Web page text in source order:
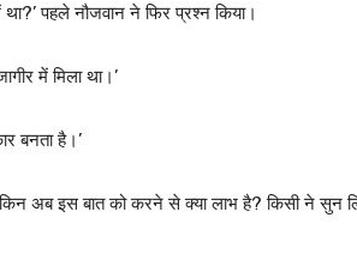
था?’ पहले नौजवान ने फिर प्रश्न किया।
में मिला था।’
बनता है।’
अब इस बात को करने से क्या लाभ है? किसी ने सुन